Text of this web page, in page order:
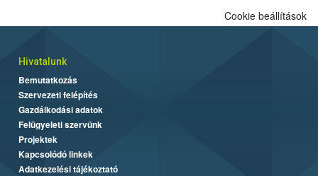
Cookie beállítások
Hivatalunk
Bemutatkozás
Szervezeti felépítés
Gazdálkodási adatok
Felügyeleti szervünk
Projektek
Kapcsolódó linkek
Adatkezelési tájékoztató